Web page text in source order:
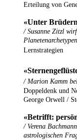
Erteilung von
«Unter
/ Susanne Zitzl
Planetenarchetypen
Lernstrategien
/ Marion Kamm
Doppeldenk und
George Orwell /
«Betrifft:
/ Verena
astrologischen